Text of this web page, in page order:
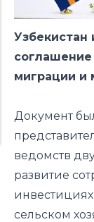
миграции и
Документ
ведомств
развитие
сельском